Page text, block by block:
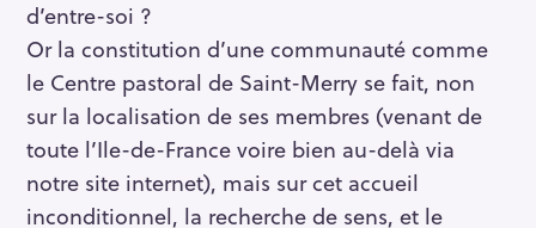
d’entre-soi ?
Or la constitution d’une communauté comme
le Centre pastoral de Saint-Merry se fait, non
sur la localisation de ses membres (venant de
toute l’Ile-de-France voire bien au-delà via
notre site internet), mais sur cet accueil
inconditionnel, la recherche de sens, et le